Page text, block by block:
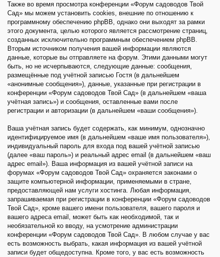
Также во время просмотра конференции «Форум садоводов Твой
Сад» мы можем установить cookies, внешние по отношению к
программному обеспечению phpBB, однако они выходят за рамки
этого документа, целью которого является рассмотрение страниц,
созданных исключительно программным обеспечением phpBB.
Вторым источником получения вашей информации являются
данные, которые вы отправляете на форум. Этими данными могут
быть, но не исчерпываются, следующие данные: сообщения,
размещённые под учётной записью Гостя (в дальнейшем
«анонимные сообщения»), данные, указанные при регистрации в
конференции «Форум садоводов Твой Сад» (в дальнейшем «ваша
учётная запись») и сообщения, оставленные вами после
регистрации и авторизации (в дальнейшем «ваши сообщения»).
Ваша учётная запись будет содержать, как минимум, однозначно
идентифицируемое имя (в дальнейшем «ваше имя пользователя»),
индивидуальный пароль для входа под вашей учётной записью
(далее «ваш пароль») и реальный адрес email (в дальнейшем «ваш
адрес email»). Ваша информация из вашей учётной записи на
форумах «Форум садоводов Твой Сад» охраняется законами о
защите компьютерной информации, применяемыми в стране,
предоставляющей нам услуги хостинга. Любая информация,
запрашиваемая при регистрации в конференции «Форум садоводов
Твой Сад», кроме вашего имени пользователя, вашего пароля и
вашего адреса email, может быть как необходимой, так и
необязательной ко вводу, на усмотрение администрации
конференции «Форум садоводов Твой Сад». В любом случае у вас
есть возможность выбрать, какая информация из вашей учётной
записи будет общедоступна. Кроме того, у вас есть возможность